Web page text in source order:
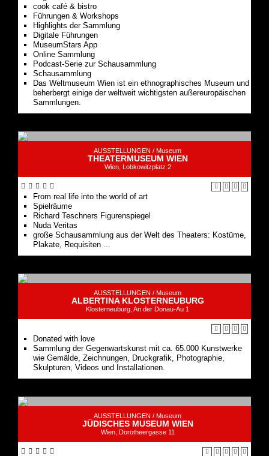
cook café & bistro
Führungen & Workshops
Highlights der Sammlung
Digitale Führungen
MuseumStars App
Online Sammlung
Podcast-Serie zur Schausammlung
Schausammlung
Das Weltmuseum Wien ist ein ethnographisches Museum und
beherbergt einige der weltweit wichtigsten außereuropäischen
Sammlungen.
AUSSTELLUNGEN / Museum
THEATERMUSEUM WIEN
Wien, Lobkowitzplatz 2
From real life into the world of art
Spielräume
Richard Teschners Figurenspiegel
Nuda Veritas
große Schausammlung aus der Welt des Theaters: Kostüme,
Plakate, Requisiten ...
AUSSTELLUNGEN / Museum
ALBERTINA KLOSTERNEUBURG
Klosterneuburg, An der Donau-Au 1
Donated with love
Sammlung der Gegenwartskunst mit ca. 65.000 Kunstwerke
wie Gemälde, Zeichnungen, Druckgrafik, Photographie,
Skulpturen, Videos und Installationen.
AUSSTELLUNGEN / Museum
JÜDISCHES MUSEUM WIEN
Wien, Dorotheergasse 11